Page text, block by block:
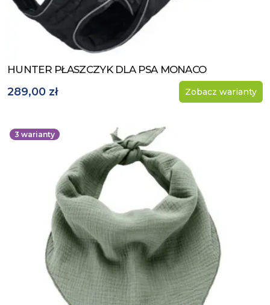
Zobacz produkt
HUNTER PŁASZCZYK DLA PSA MONACO
289,00 zł Zobacz warianty
3 warianty